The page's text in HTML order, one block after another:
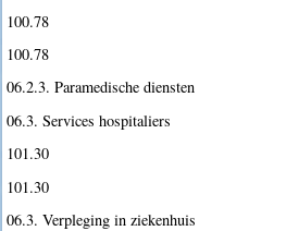
100.78
100.78
06.2.3. Paramedische diensten
06.3. Services hospitaliers
101.30
101.30
06.3. Verpleging in ziekenhuis